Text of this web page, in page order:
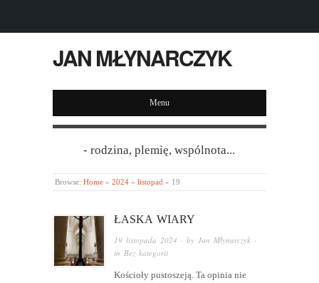
JAN MŁYNARCZYK
Menu
- rodzina, plemię, wspólnota...
Browse: Home » 2024 » listopad » 19
ŁASKA WIARY
19 listopada 2024 · byJan Młynarczyk ·
in Bez kategorii
Kościoły pustoszeją. Ta opinia nie